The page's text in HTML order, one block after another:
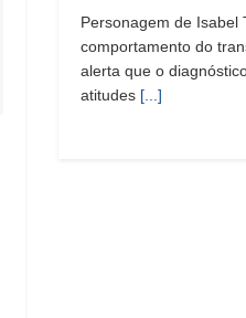
Personagem de Isabel
comportamento do
alerta que o
atitudes [...]